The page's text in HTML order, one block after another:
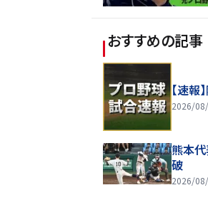
おすすめの記事
【速報
2026/
熊本
破
2026/